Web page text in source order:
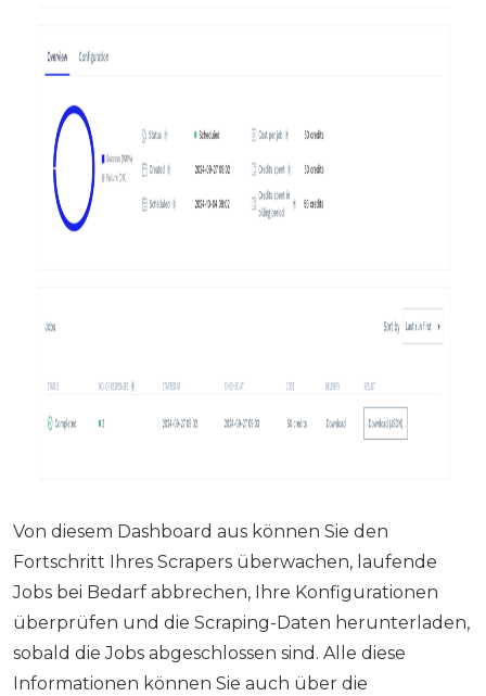
Von diesem Dashboard aus können Sie den
Fortschritt Ihres Scrapers überwachen, laufende
Jobs bei Bedarf abbrechen, Ihre Konfigurationen
überprüfen und die Scraping-Daten herunterladen,
sobald die Jobs abgeschlossen sind. Alle diese
Informationen können Sie auch über die